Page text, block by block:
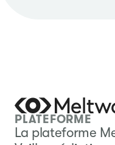
PLATEFORME
La plateforme